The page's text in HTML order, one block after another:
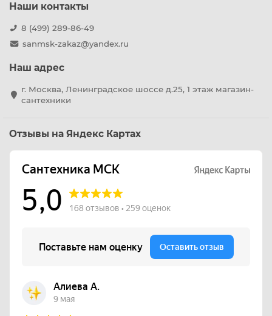
Наши контакты
8 (499) 289-86-49
sanmsk-zakaz@yandex.ru
Наш адрес
г. Москва, Ленинградское шоссе д.25, 1 этаж магазин-
сантехники
Отзывы на Яндекс Картах